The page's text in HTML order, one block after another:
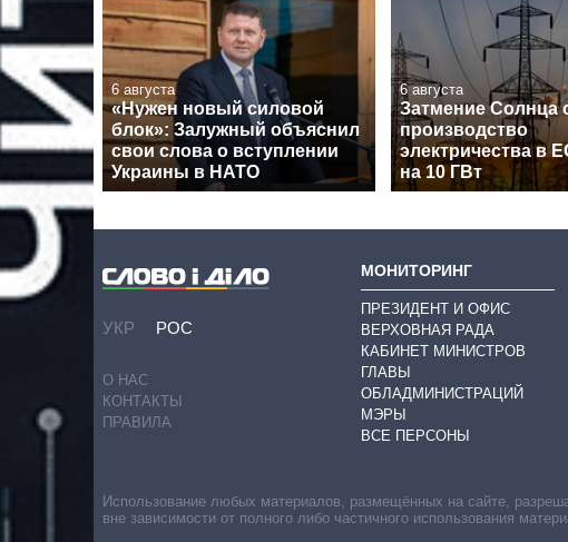
6 августа
«Нужен новый силовой
блок»: Залужный объяснил
свои слова о вступлении
Украины в НАТО
6 августа
Затмение Солнца
производство
электричества в
на 10 ГВт
УКР РОС
О НАС
КОНТАКТЫ
ПРАВИЛА
МОНИТОРИНГ
ПРЕЗИДЕНТ И ОФИС
ВЕРХОВНАЯ РАДА
КАБИНЕТ МИНИСТРОВ
ГЛАВЫ
ОБЛАДМИНИСТРАЦИЙ
МЭРЫ
ВСЕ ПЕРСОНЫ
Использование любых материалов, размещённых на сайте,
вне зависимости от полного либо частичного использования